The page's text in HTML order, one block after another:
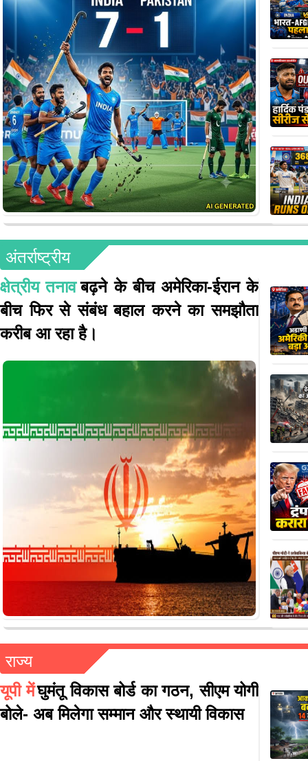
अंतर्राष्ट्रीय
क्षेत्रीय तनाव बढ़ने के बीच अमेरिका-ईरान के
बीच फिर से संबंध बहाल करने का समझौता
करीब आ रहा है।
राज्य
यूपी मेंघुमंतू विकास बोर्ड का गठन, सीएम योगी
बोले- अब मिलेगा सम्मान और स्थायी विकास